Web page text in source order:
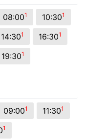
08:001 10:301
14:301 16:301
19:301
09:001 11:301
1